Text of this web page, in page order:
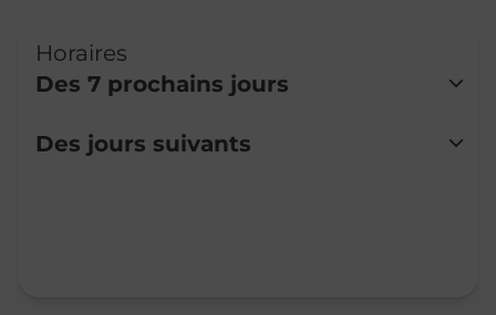
Horaires
Des 7 prochains jours
Lundi
Fermé
Des jours suivants